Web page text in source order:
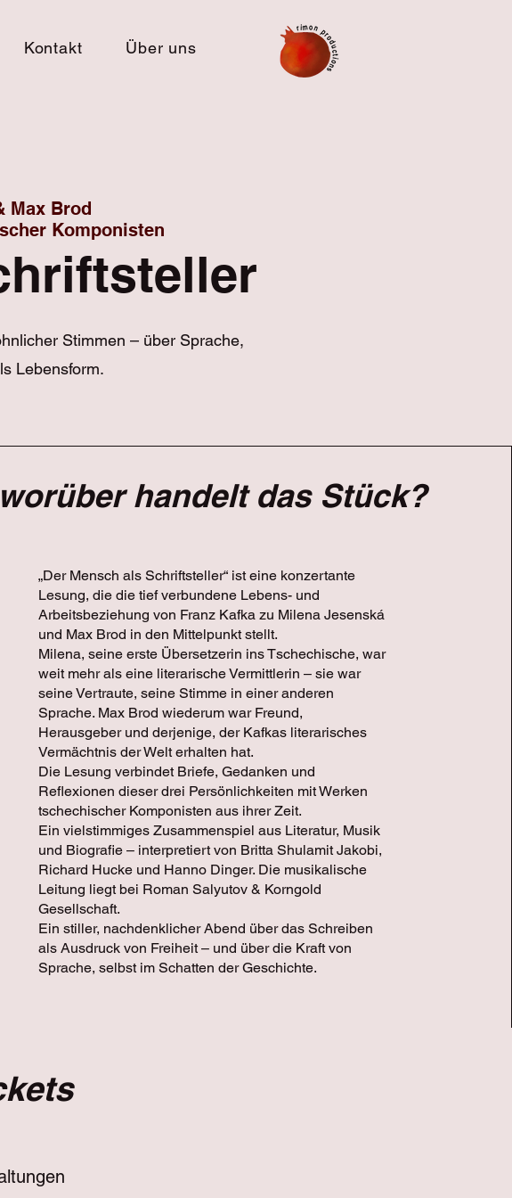
Kontakt Über uns
Max Brod
Komponisten
Stimmen – über Sprache,
Lebensform.
worüber handelt das Stück?
„Der Mensch als Schriftsteller“ ist eine konzertante
Lesung, die die tief verbundene Lebens- und
Arbeitsbeziehung von Franz Kafka zu Milena Jesenská
und Max Brod in den Mittelpunkt stellt.
Milena, seine erste Übersetzerin ins Tschechische, war
weit mehr als eine literarische Vermittlerin – sie war
seine Vertraute, seine Stimme in einer anderen
Sprache. Max Brod wiederum war Freund,
Herausgeber und derjenige, der Kafkas literarisches
Vermächtnis der Welt erhalten hat.
Die Lesung verbindet Briefe, Gedanken und
Reflexionen dieser drei Persönlichkeiten mit Werken
tschechischer Komponisten aus ihrer Zeit.
Ein vielstimmiges Zusammenspiel aus Literatur, Musik
und Biografie – interpretiert von Britta Shulamit Jakobi,
Richard Hucke und Hanno Dinger. Die musikalische
Leitung liegt bei Roman Salyutov & Korngold
Gesellschaft.
Ein stiller, nachdenklicher Abend über das Schreiben
als Ausdruck von Freiheit – und über die Kraft von
Sprache, selbst im Schatten der Geschichte.